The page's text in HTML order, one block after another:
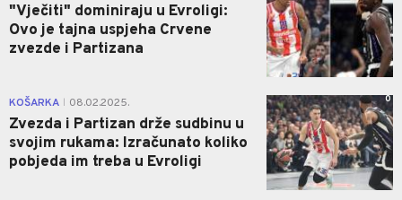
"Vječiti" dominiraju u Evroligi:
Ovo je tajna uspjeha Crvene
zvezde i Partizana
KOŠARKA 08.02.2025.
Zvezda i Partizan drže sudbinu u
svojim rukama: Izračunato koliko
pobjeda im treba u Evroligi
0